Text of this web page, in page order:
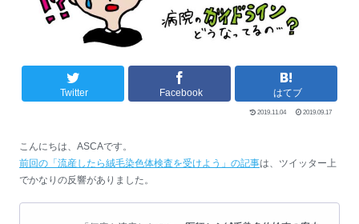
Twitter Facebook はてブ
2019.11.04 2019.09.17
こんにちは、ASCAです。
前回の「流産したら絨毛染色体検査を受けよう」の記事は、ツイッター上
でかなりの反響がありました。